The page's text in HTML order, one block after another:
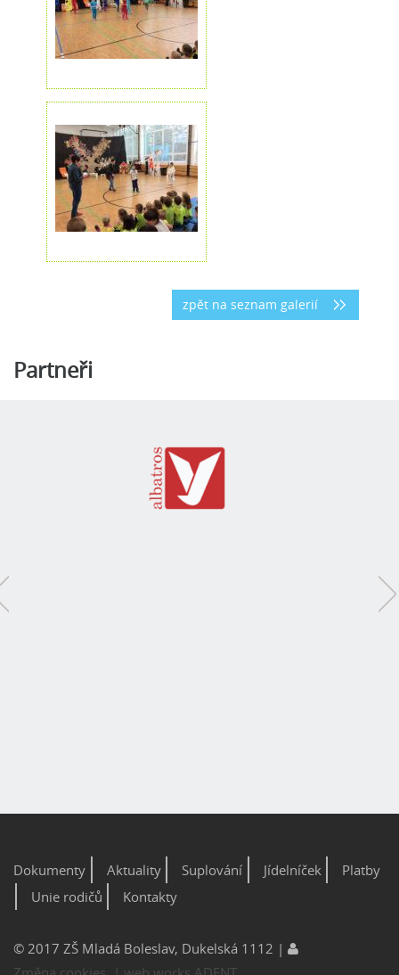
zpět na seznam galerií
Partneři
Dokumenty Aktuality Suplování Jídelníček
Platby
Unie rodičů
Kontakty
© 2017 ZŠ Mladá Boleslav, Dukelská 1112 |